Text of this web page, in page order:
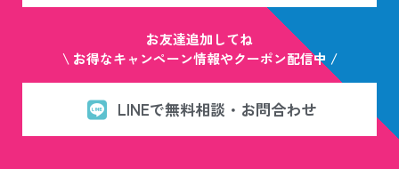
お友達追加してね
\ お得なキャンペーン情報やクーポン配信中 /
LINEで無料相談・お問合わせ